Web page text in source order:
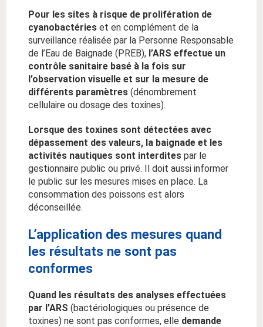
Pour les sites à risque de prolifération de
cyanobactéries et en complément de la
surveillance réalisée par la Personne Responsable
de l’Eau de Baignade (PREB), l’ARS effectue un
contrôle sanitaire basé à la fois sur
l’observation visuelle et sur la mesure de
différents paramètres (dénombrement
cellulaire ou dosage des toxines).
Lorsque des toxines sont détectées avec
dépassement des valeurs, la baignade et les
activités nautiques sont interdites par le
gestionnaire public ou privé. Il doit aussi informer
le public sur les mesures mises en place. La
consommation des poissons est alors
déconseillée.
L’application des mesures quand
les résultats ne sont pas
conformes
Quand les résultats des analyses effectuées
par l’ARS (bactériologiques ou présence de
toxines) ne sont pas conformes, elle demande